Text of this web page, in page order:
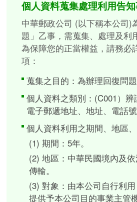
個人資料蒐集處理利用告
中華郵政公司 (以下稱本公司)
題」乙事，需蒐集、處理及利
為保障您的正當權益，請務必
項：
蒐集之目的：為辦理回復問題
個人資料之類別：(C001）辨
電子郵遞地址、地址、電話號
個人資料利用之期間、地區
(1) 期間：5年。
(2) 地區：中華民國境內及
傳輸。
(3) 對象：由本公司自行利
提供予本公司目的事業主管